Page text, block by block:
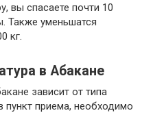
вы спасаете почти 10
Также уменьшатся
кг.
в Абакане
зависит от типа
пункт приема, необходимо